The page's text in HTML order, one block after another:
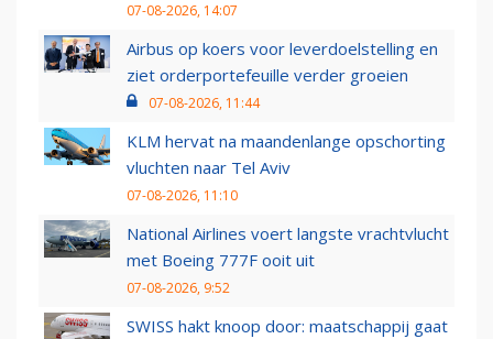
07-08-2026, 14:07
Airbus op koers voor leverdoelstelling en
ziet orderportefeuille verder groeien
07-08-2026, 11:44
KLM hervat na maandenlange opschorting
vluchten naar Tel Aviv
07-08-2026, 11:10
National Airlines voert langste vrachtvlucht
met Boeing 777F ooit uit
07-08-2026, 9:52
SWISS hakt knoop door: maatschappij gaat